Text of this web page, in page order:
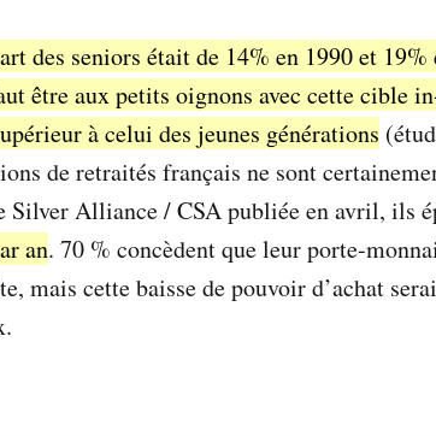
des seniors était de 14% en 1990 et 19%
être aux petits oignons avec cette cible
à celui des jeunes générations
de retraités français ne sont
Silver Alliance / CSA publiée en avril, ils
an. 70 % concèdent que leur porte-
mais cette baisse de pouvoir d’achat